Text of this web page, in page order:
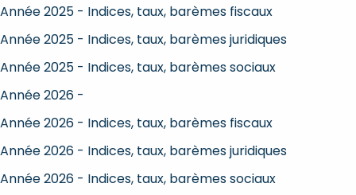
Année 2025 - Indices, taux, barèmes fiscaux
Année 2025 - Indices, taux, barèmes juridiques
Année 2025 - Indices, taux, barèmes sociaux
Année 2026 -
Année 2026 - Indices, taux, barèmes fiscaux
Année 2026 - Indices, taux, barèmes juridiques
Année 2026 - Indices, taux, barèmes sociaux